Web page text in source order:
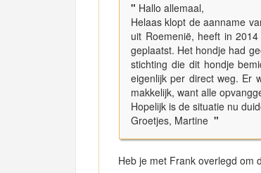
" Hallo allemaal,
Helaas klopt de aanname
uit Roemenië, heeft in
geplaatst. Het hondje had
stichting die dit hondje
eigenlijk per direct weg. Er
makkelijk, want alle
Hopelijk is de situatie nu
Groetjes, Martine "
Heb je met Frank overlegd om